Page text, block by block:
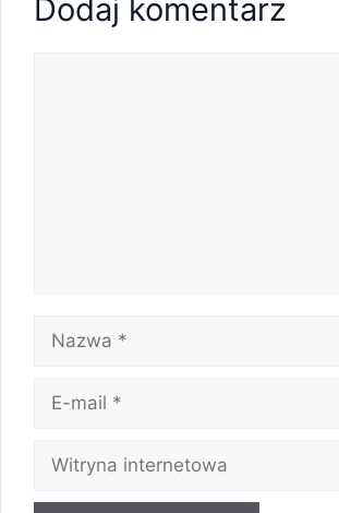
Dodaj komentarz
Nazwa
Witryna